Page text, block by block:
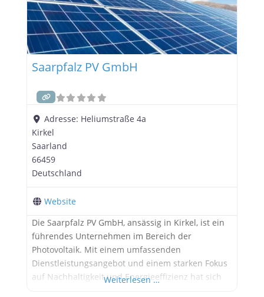
Saarpfalz PV GmbH
Adresse: Heliumstraße 4a
Kirkel
Saarland
66459
Deutschland
Website
Die Saarpfalz PV GmbH, ansässig in Kirkel, ist ein
führendes Unternehmen im Bereich der
Photovoltaik. Mit einem umfassenden
Dienstleistungsangebot und einem starken Fokus
auf Nachhaltigkeit und Energieeffizienz hat sich
Weiterlesen …